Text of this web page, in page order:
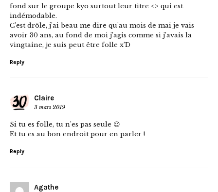
fond sur le groupe kyo surtout leur titre <> qui est
indémodable.
C’est drôle, j’ai beau me dire qu’au mois de mai je vais
avoir 30 ans, au fond de moi j’agis comme si j’avais la
vingtaine, je suis peut être folle x’D
Reply
Claire
3 mars 2019
Si tu es folle, tu n’es pas seule 😉
Et tu es au bon endroit pour en parler !
Reply
Agathe